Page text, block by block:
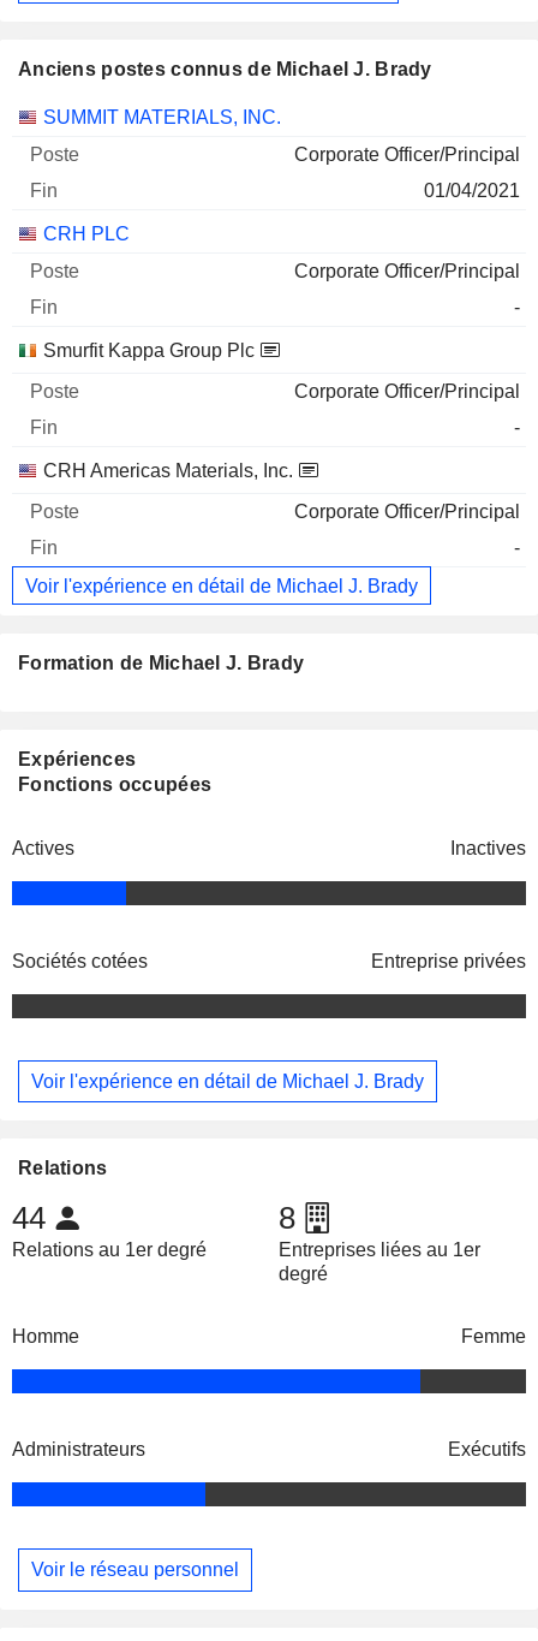
Anciens postes connus de Michael J. Brady
Sociétés Poste Fin
SUMMIT MATERIALS, INC.
Corporate Officer/Principal
01/04/2021
CRH PLC
Corporate Officer/Principal
-
Smurfit Kappa Group Plc
Corporate Officer/Principal
-
CRH Americas Materials, Inc.
Corporate Officer/Principal
-
Voir l'expérience en détail de Michael J. Brady
Formation de Michael J. Brady
Expériences
Fonctions occupées
Actives Inactives
Sociétés cotées Entreprise privées
Voir l'expérience en détail de Michael J. Brady
Relations
44
Relations au 1er degré
8
Entreprises liées au 1er
degré
Homme Femme
Administrateurs Exécutifs
Voir le réseau personnel